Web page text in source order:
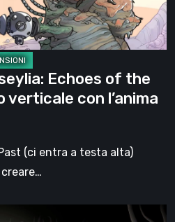
Echoes of the
verticale con l’anima
(ci entra a testa alta)